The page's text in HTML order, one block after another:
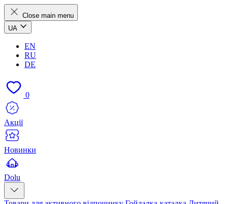
Close main menu
UA
EN
RU
DE
0
Акції
Новинки
Dolu